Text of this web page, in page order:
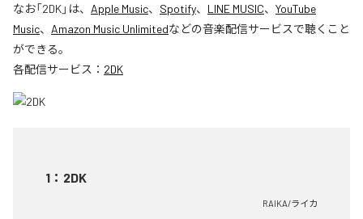
なお「2DK」は、 Apple Music、 Spotify、 LINE MUSIC、 YouTube
Music、 Amazon Music Unlimitedなどの音楽配信サービスで聴くこと
ができる。
各配信サービス： 2DK
1 ： 2DK
RAIKA/ライカ